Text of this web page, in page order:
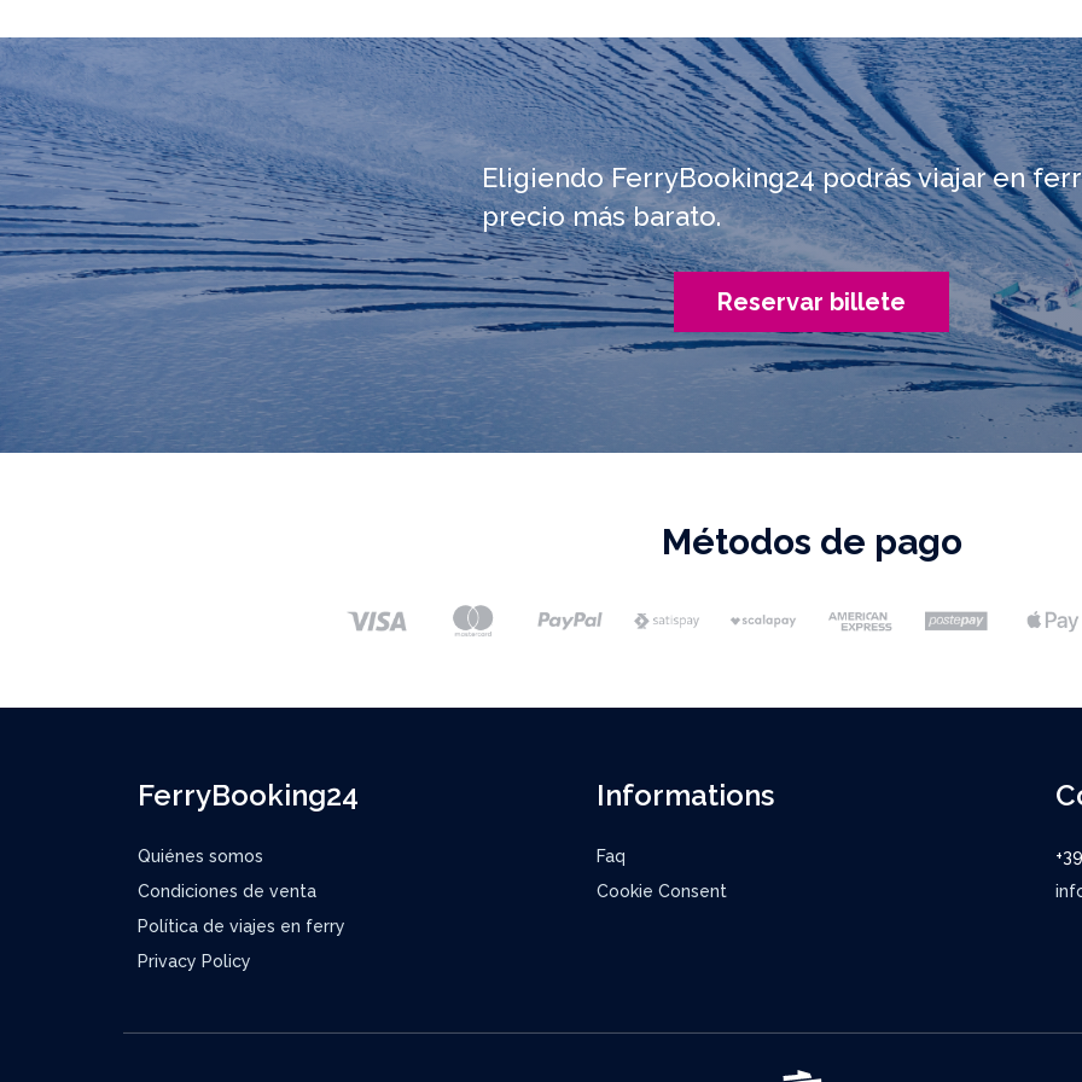
Eligiendo FerryBooking24 podrás viajar en
precio más barato.
Reservar billete
Métodos de pago
FerryBooking24
Quiénes somos
Condiciones de venta
Política de viajes en ferry
Privacy Policy
Informations
Faq
Cookie Consent